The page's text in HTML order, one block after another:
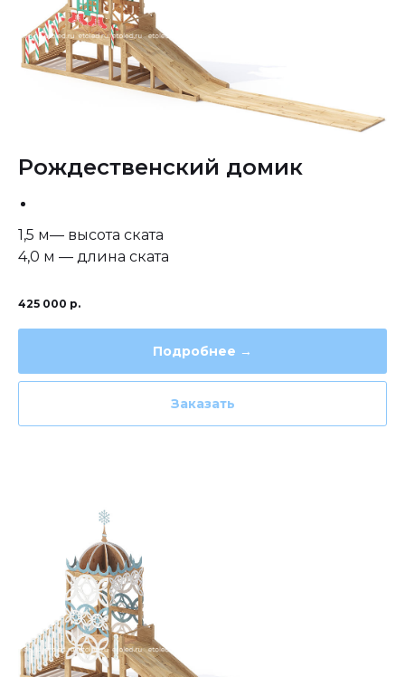
Рождественский домик
1,5 м— высота ската
4,0 м — длина ската
425 000 р.
Подробнее →
Заказать